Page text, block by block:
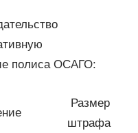
полиса ОСАГО:
Размер
штрафа